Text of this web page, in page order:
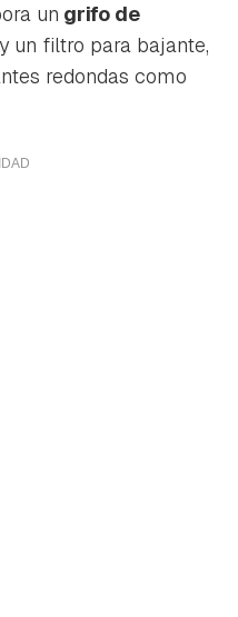
un grifo de
y un filtro para bajante,
redondas como